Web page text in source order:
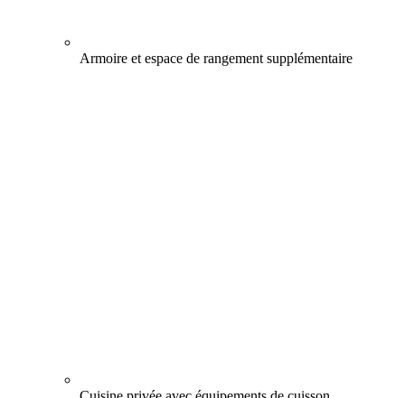
Armoire et espace de rangement supplémentaire